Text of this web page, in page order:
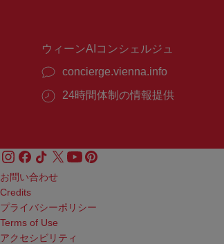
ウィーンAIコンシェルジュ
concierge.vienna.info
24時間体制の情報提供
お問い合わせ
Credits
プライバシーポリシー
Terms of Use
アクセシビリティ